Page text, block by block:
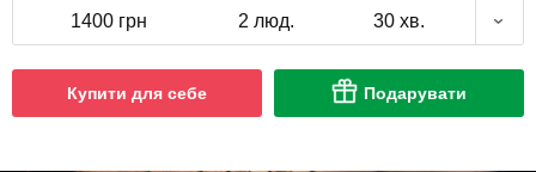
1400 грн 2 люд. 30 хв.
Купити для себе Подарувати